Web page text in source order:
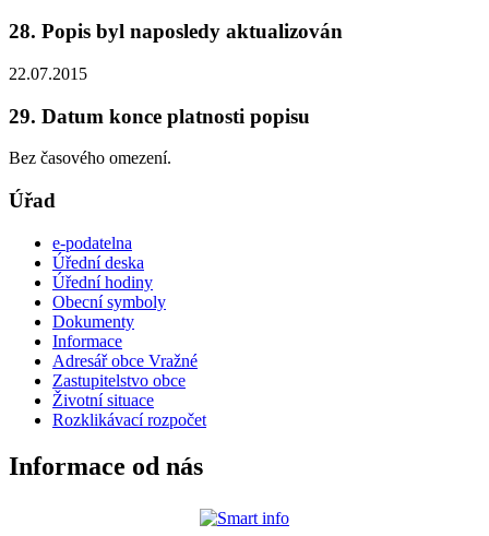
28. Popis byl naposledy aktualizován
22.07.2015
29. Datum konce platnosti popisu
Bez časového omezení.
Úřad
e-podatelna
Úřední deska
Úřední hodiny
Obecní symboly
Dokumenty
Informace
Adresář obce Vražné
Zastupitelstvo obce
Životní situace
Rozklikávací rozpočet
Informace od nás